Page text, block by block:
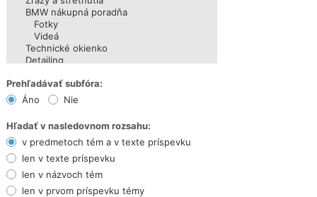
Prehľadávať subfóra:
Áno
Nie
Hľadať v nasledovnom rozsahu:
v predmetoch tém a v texte príspevku
len v texte príspevku
len v názvoch tém
len v prvom príspevku témy